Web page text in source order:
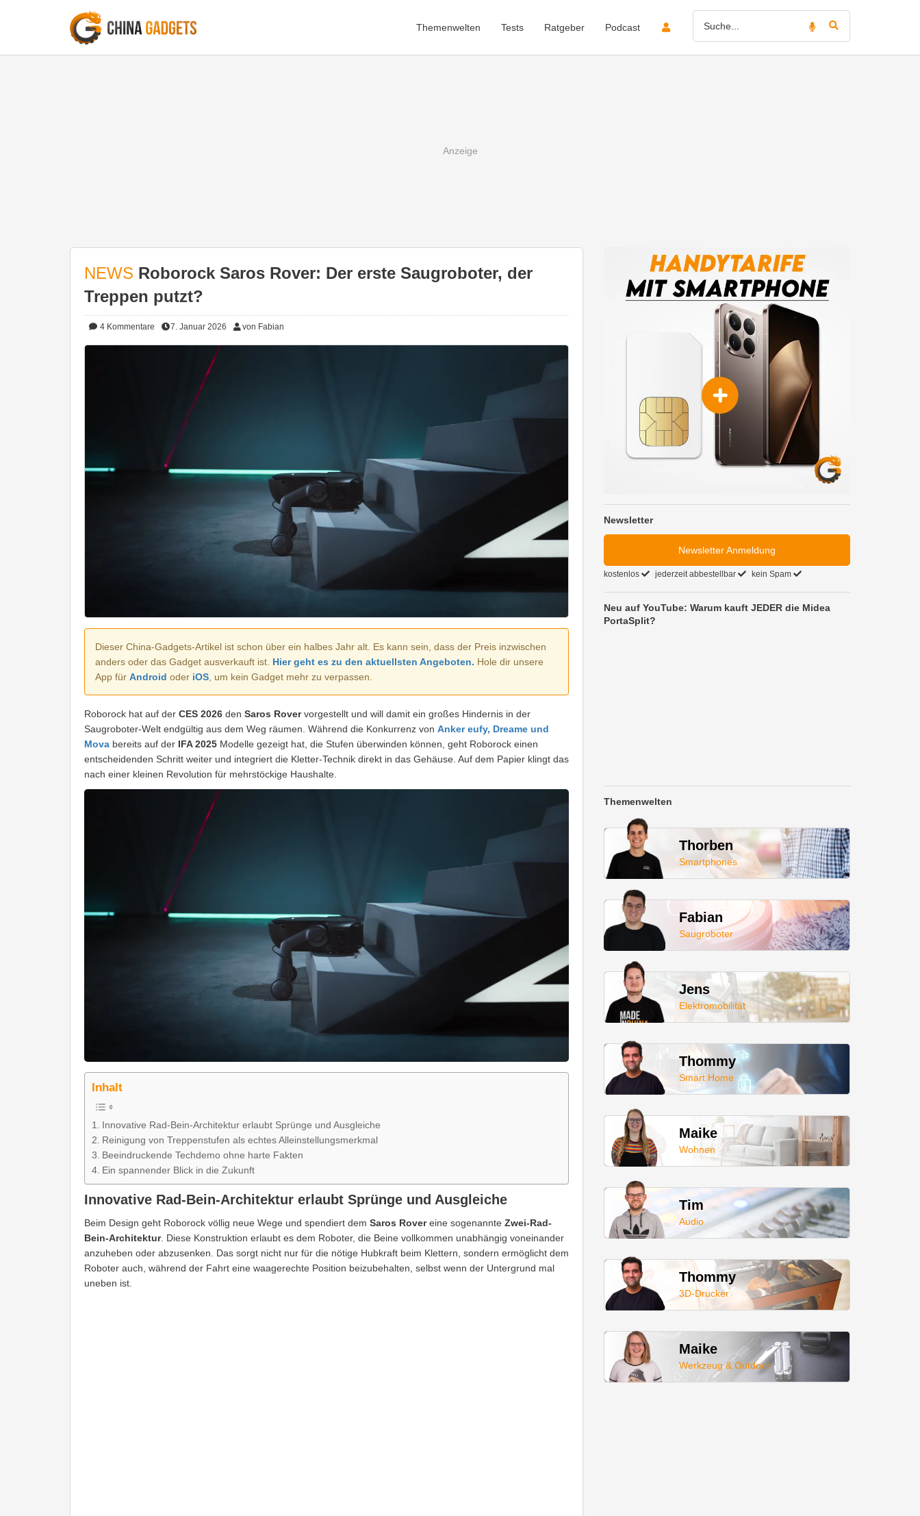
Themenwelten Tests Ratgeber Podcast
NEWS Roborock Saros Rover: Der erste Saugroboter, der
Treppen putzt?
4 Kommentare 7. Januar 2026 von Fabian
Dieser China-Gadgets-Artikel ist schon über ein halbes Jahr alt. Es kann sein, dass der Preis inzwischen
anders oder das Gadget ausverkauft ist. Hier geht es zu den aktuellsten Angeboten. Hole dir unsere
App für Android oder iOS , um kein Gadget mehr zu verpassen.
Roborock hat auf der CES 2026 den Saros Rovervorgestellt und will damit ein großes Hindernis in der
Saugroboter-Welt endgültig aus dem Weg räumen. Während die Konkurrenz von Anker eufy, Dreame und
Mova bereits auf der IFA 2025 Modelle gezeigt hat, die Stufen überwinden können, geht Roborock einen
entscheidenden Schritt weiter und integriert die Kletter-Technik direkt in das Gehäuse. Auf dem Papier klingt das
nach einer kleinen Revolution für mehrstöckige Haushalte.
Inhalt
Innovative Rad-Bein-Architektur erlaubt Sprünge und Ausgleiche
Reinigung von Treppenstufen als echtes Alleinstellungsmerkmal
Beeindruckende Techdemo ohne harte Fakten
Ein spannender Blick in die Zukunft
Innovative Rad-Bein-Architektur erlaubt Sprünge und Ausgleiche
Beim Design geht Roborock völlig neue Wege und spendiert dem Saros Rovereine sogenannte Zwei-Rad-
Bein-Architektur. Diese Konstruktion erlaubt es dem Roboter, die Beine vollkommen unabhängig voneinander
anzuheben oder abzusenken. Das sorgt nicht nur für die nötige Hubkraft beim Klettern, sondern ermöglicht dem
Roboter auch, während der Fahrt eine waagerechte Position beizubehalten, selbst wenn der Untergrund mal
uneben ist.
Newsletter
Newsletter Anmeldung
kostenlos jederzeit abbestellbar kein Spam
Neu auf YouTube: Warum kauft JEDER die Midea
PortaSplit?
Themenwelten
Thorben
Smartphones
Fabian
Saugroboter
Jens
Elektromobilität
Thommy
Smart Home
Maike
Wohnen
Tim
Audio
Thommy
3D-Drucker
Maike
Werkzeug & Outdoor